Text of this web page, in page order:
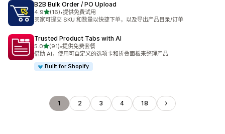
B2B Bulk Order / PO Upload
4.9星（满分 5 星）
(16)
总共 16 条评论
•提供免费试用
买家可提交 SKU 和数量以快捷下单，以及导出产品目录/订单
Trusted Product Tabs with AI
5.0星（满分 5 星）
(91)
总共 91 条评论
•提供免费套餐
借助 AI，使用可自定义的选项卡和折叠面板来整理产品
Built for Shopify
1 2 3 4 18